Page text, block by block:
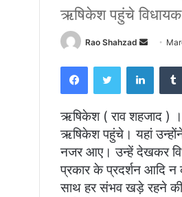
ऋषिकेश पहुंचे विधायक
Rao Shahzad
Send
FacebookTwitter
ऋषिकेश ( राव शहजाद ) ।
ऋषिकेश पहुंचे। यहां उन्होंने
नजर आए। उन्हें देखकर
प्रकार के प्रदर्शन आदि
साथ हर संभव खड़े रहने